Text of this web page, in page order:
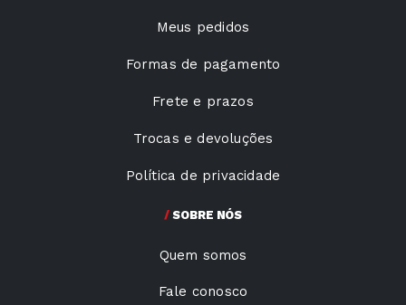
Meus pedidos
Formas de pagamento
Frete e prazos
Trocas e devoluções
Política de privacidade
SOBRE NÓS
Quem somos
Fale conosco